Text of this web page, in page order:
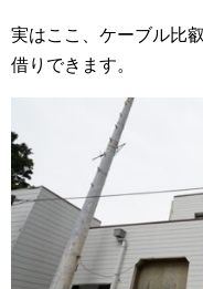
実はここ、ケーブル比
借りできます。